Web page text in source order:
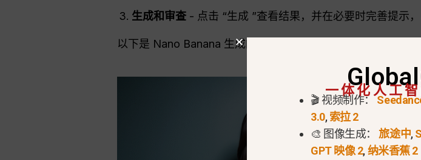
生成和审查 - 点击 “生成 ”查看结果，并在必要时完善提示
以下是 Nano Banana 生成的吉卜力工作室风格的实际转印结果
一体化人工
🎬 视频制作：
3.0,索拉 2
🎨 图像生成： 旅途中,
GPT 映像 2,纳米香蕉 2